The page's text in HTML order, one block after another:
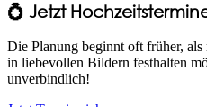
💍 Jetzt
Die Planung beginnt oft früher,
in liebevollen Bildern festhalten
unverbindlich!